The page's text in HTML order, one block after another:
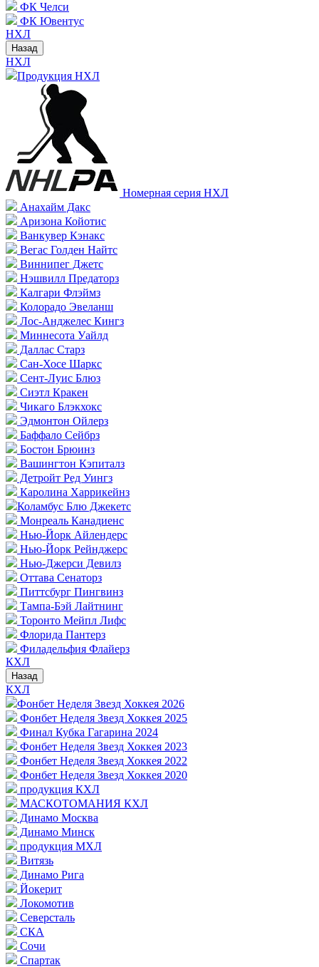
ФК Челси
ФК Ювентус
НХЛ
Назад
НХЛ
Продукция НХЛ
Номерная серия НХЛ
Анахайм Дакс
Аризона Койотис
Ванкувер Кэнакс
Вегас Голден Найтс
Виннипег Джетс
Нэшвилл Предаторз
Калгари Флэймз
Колорадо Эвеланш
Лос-Анджелес Кингз
Миннесота Уайлд
Даллас Старз
Сан-Хосе Шаркс
Сент-Луис Блюз
Сиэтл Кракен
Чикаго Блэкхокс
Эдмонтон Ойлерз
Баффало Сейбрз
Бостон Брюинз
Вашингтон Кэпиталз
Детройт Ред Уингз
Каролина Харрикейнз
Коламбус Блю Джекетс
Монреаль Канадиенс
Нью-Йорк Айлендерс
Нью-Йорк Рейнджерс
Нью-Джерси Девилз
Оттава Сенаторз
Питтсбург Пингвинз
Тампа-Бэй Лайтнинг
Торонто Мейпл Лифс
Флорида Пантерз
Филадельфия Флайерз
КХЛ
Назад
КХЛ
Фонбет Неделя Звезд Хоккея 2026
Фонбет Неделя Звезд Хоккея 2025
Финал Кубка Гагарина 2024
Фонбет Неделя Звезд Хоккея 2023
Фонбет Неделя Звезд Хоккея 2022
Фонбет Неделя Звезд Хоккея 2020
продукция КХЛ
МАСКОТОМАНИЯ КХЛ
Динамо Москва
Динамо Минск
продукция МХЛ
Витязь
Динамо Рига
Йокерит
Локомотив
Северсталь
СКА
Сочи
Спартак